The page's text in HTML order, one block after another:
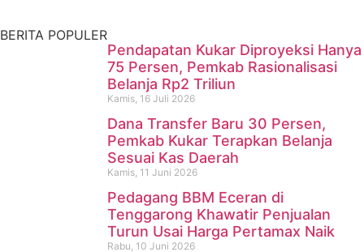
BERITA POPULER
Pendapatan Kukar Diproyeksi Hanya
75 Persen, Pemkab Rasionalisasi
Belanja Rp2 Triliun
Kamis, 16 Juli 2026
Dana Transfer Baru 30 Persen,
Pemkab Kukar Terapkan Belanja
Sesuai Kas Daerah
Kamis, 11 Juni 2026
Pedagang BBM Eceran di
Tenggarong Khawatir Penjualan
Turun Usai Harga Pertamax Naik
Rabu, 10 Juni 2026